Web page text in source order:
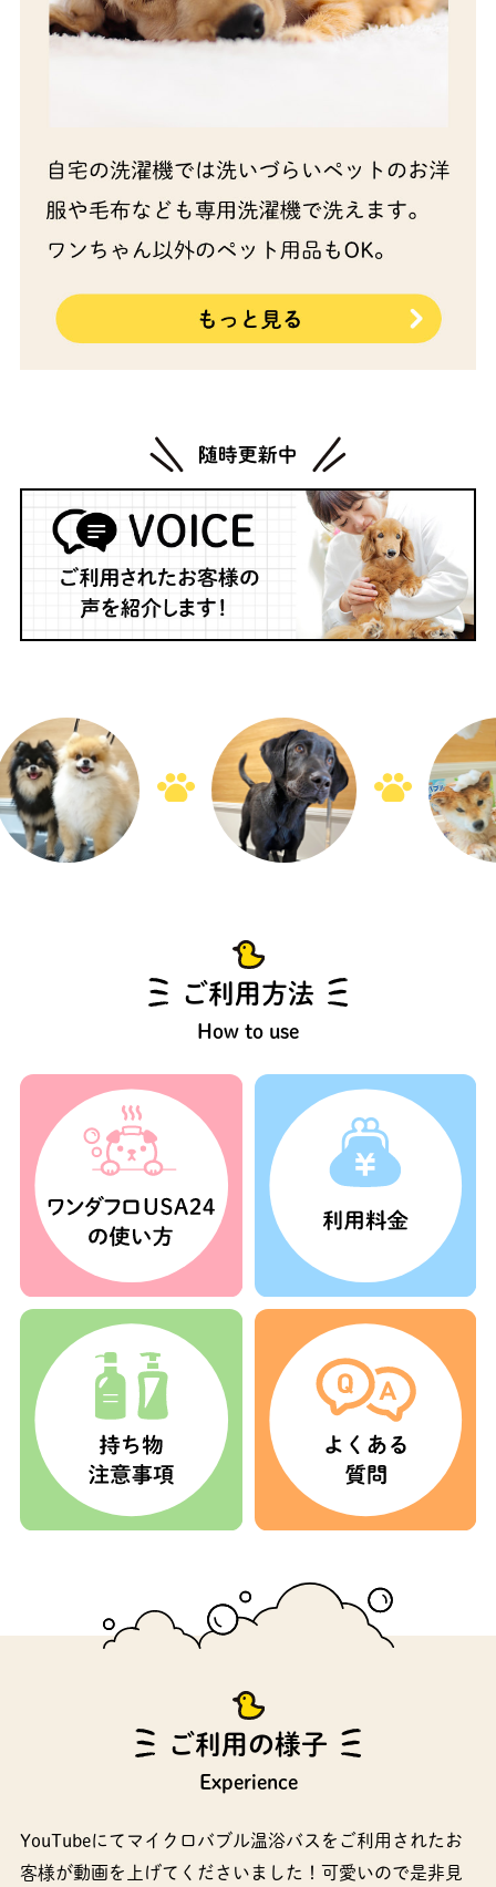
ご利用方法
How to use
ご利用の様子
Experience
YouTubeにてマイクロバブル温浴バスをご利用されたお
客様が動画を上げてくださいました！可愛いので是非見